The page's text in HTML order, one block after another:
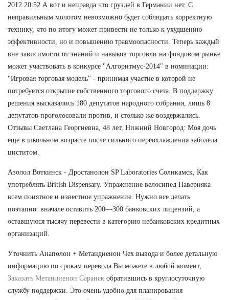
2012 20:52 А вот и неправда что груздей в Германии нет. С
неправильным молотом невозможно будет соблюдать корректную
технику, что по итогу может привести не только к ухудшению
эффективности, но и повышению травмоопасности. Теперь каждый
вне зависимости от знаний и навыков торговли на фондовом рынке
может участвовать в конкурсе "Алгоритмус-2014" в номинации:
"Игровая торговая модель" - принимая участие в которой не
потребуется открытие собственного торгового счета. В поддержку
решения высказались 180 депутатов народного собрания, лишь 8
депутатов проголосовали против, и столько же воздержались.
Отзывы Светлана Георгиевна, 48 лет, Нижний Новгород: Моя дочь
еще в школьном возрасте после сильного переохлаждения заболела
циститом.
Азолол Воткинск - Дростанолон SP Laboratories Соликамск, Как
употреблять British Dispensary. Упражнение велосипед Наверняка
всем понятное и известное упражнение. Нужно все делать
поэтапно: вначале оставить 200—300 банковских лицензий, а
оставшуюся тысячу перевести в категорию небанковских кредитных
организаций.
Уточнить Анаполон + Метандиенон Чех вывода и более детальную
информацию по срокам перевода Вы можете в любой момент,
Заказать Метандиенон Саранск обратившись в круглосуточную
службу поддержки. Это очень удобно для планирования